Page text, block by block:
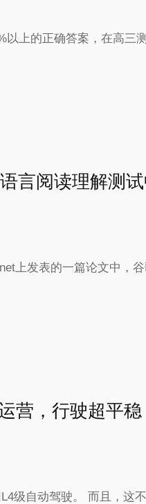
以上的正确答案，在高三
言阅读理解测
上发表的一篇论文中，
营，行驶超平稳
级自动驾驶。 而且，这